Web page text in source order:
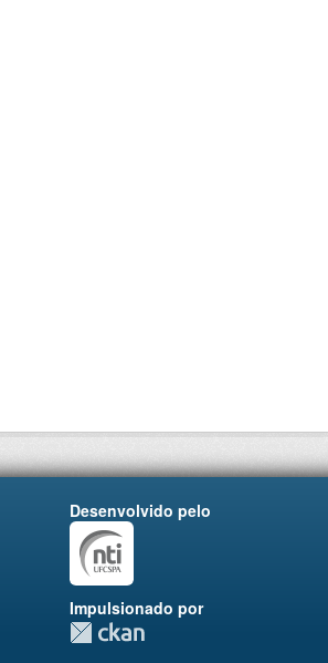
Desenvolvido pelo
Impulsionado por